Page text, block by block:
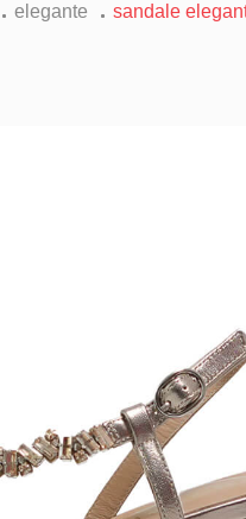
elegante sandale